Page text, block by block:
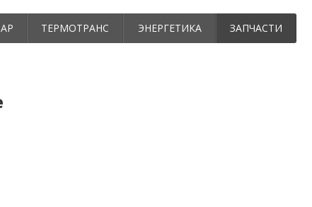
ТЕРМОТРАНС ЭНЕРГЕТИКА ЗАПЧАСТИ